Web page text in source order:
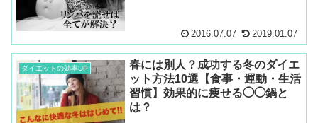
2016.07.07 2019.01.07
ダイエットの効率UP
春には別人？成功する冬のダイエ
ット方法10選【食事・運動・生活
習慣】効果的に痩せる◯◯鍋と
は？